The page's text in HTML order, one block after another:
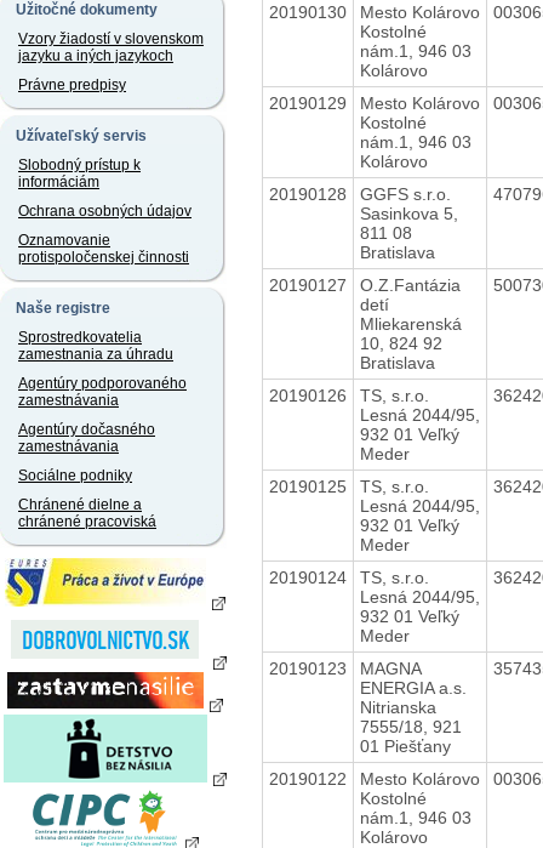
Užitočné dokumenty
Vzory žiadostí v slovenskom
jazyku a iných jazykoch
Právne predpisy
Užívateľský servis
Slobodný prístup k
informáciám
Ochrana osobných údajov
Oznamovanie
protispoločenskej činnosti
Naše registre
Sprostredkovatelia
zamestnania za úhradu
Agentúry podporovaného
zamestnávania
Agentúry dočasného
zamestnávania
Sociálne podniky
Chránené dielne a
chránené pracoviská
20190130
Mesto Kolárovo
Kostolné
nám.1, 946 03
Kolárovo
20190129
Mesto Kolárovo
Kostolné
nám.1, 946 03
Kolárovo
20190128
GGFS s.r.o.
Sasinkova 5,
811 08
Bratislava
20190127
O.Z.Fantázia
detí
Mliekarenská
10, 824 92
Bratislava
20190126
TS, s.r.o.
Lesná 2044/95,
932 01 Veľký
Meder
20190125
TS, s.r.o.
Lesná 2044/95,
932 01 Veľký
Meder
20190124
TS, s.r.o.
Lesná 2044/95,
932 01 Veľký
Meder
20190123
MAGNA
ENERGIA a.s.
Nitrianska
7555/18, 921
01 Piešťany
20190122
Mesto Kolárovo
Kostolné
nám.1, 946 03
Kolárovo